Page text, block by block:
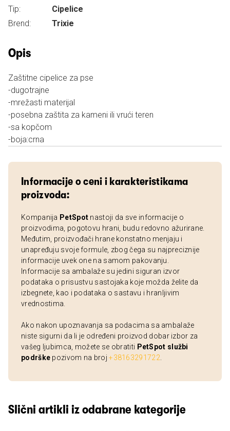
Tip:
Cipelice
Brend:
Trixie
Opis
Zaštitne cipelice za pse
-dugotrajne
-mrežasti materijal
-posebna zaštita za kameni ili vrući teren
-sa kopčom
-boja:crna
Informacije o ceni i karakteristikama
proizvoda:
Kompanija PetSpot nastoji da sve informacije o
proizvodima, pogotovu hrani, budu redovno ažurirane.
Međutim, proizvođači hrane konstatno menjaju i
unapređuju svoje formule, zbog čega su najpreciznije
informacije uvek one na samom pakovanju.
Informacije sa ambalaže su jedini siguran izvor
podataka o prisustvu sastojaka koje možda želite da
izbegnete, kao i podataka o sastavu i hranljivim
vrednostima.
Ako nakon upoznavanja sa podacima sa ambalaže
niste sigurni da li je određeni proizvod dobar izbor za
vašeg ljubimca, možete se obratiti PetSpot službi
podrške pozivom na broj+38163291722
Slični artikli iz odabrane kategorije